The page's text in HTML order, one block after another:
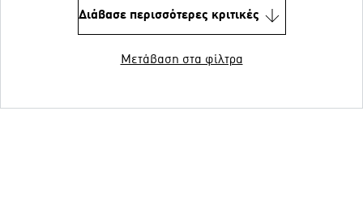
Διάβασε περισσότερες κριτικές
Μετάβαση στα φίλτρα